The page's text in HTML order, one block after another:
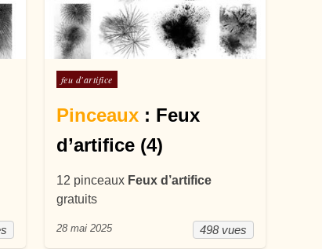
Posté dans
feu d'artifice
Pinceaux: Feux
d’artifice (4)
12 pinceaux Feux d’artifice
gratuits
498 vues
28 mai 2025